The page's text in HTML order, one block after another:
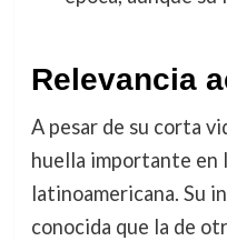
Relevancia
A pesar de su corta
huella importante en
latinoamericana. Su
conocida que la de